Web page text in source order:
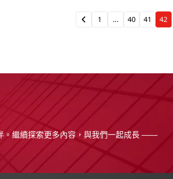
1 ... 40 41 42
。繼續探索更多內容，與我們一起成長 ——